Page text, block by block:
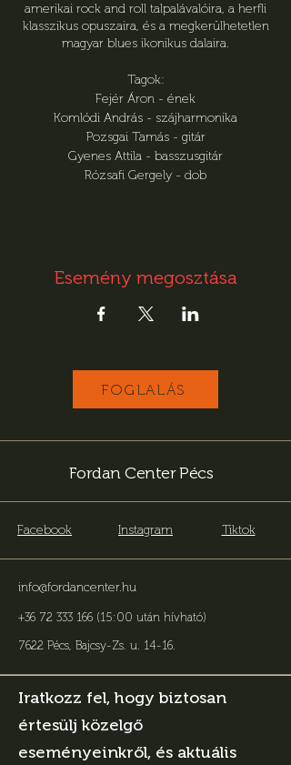
amerikai rock and roll talpalávalóira, a herfli
klasszikus opuszaira, és a megkerülhetetlen
magyar blues ikonikus dalaira.
Tagok:
Fejér Áron - ének
Komlódi András - szájharmonika
Pozsgai Tamás - gitár
Gyenes Attila - basszusgitár
Rózsafi Gergely - dob
Esemény megosztása
FOGLALÁS
Fordan Center Pécs
Facebook Instagram Tiktok
info@fordancenter.hu
+36 72 333 166 (15:00 után hívható)
7622 Pécs, Bajcsy-Zs. u. 14-16.
Iratkozz fel, hogy biztosan
értesülj közelgő
eseményeinkről, és aktuális